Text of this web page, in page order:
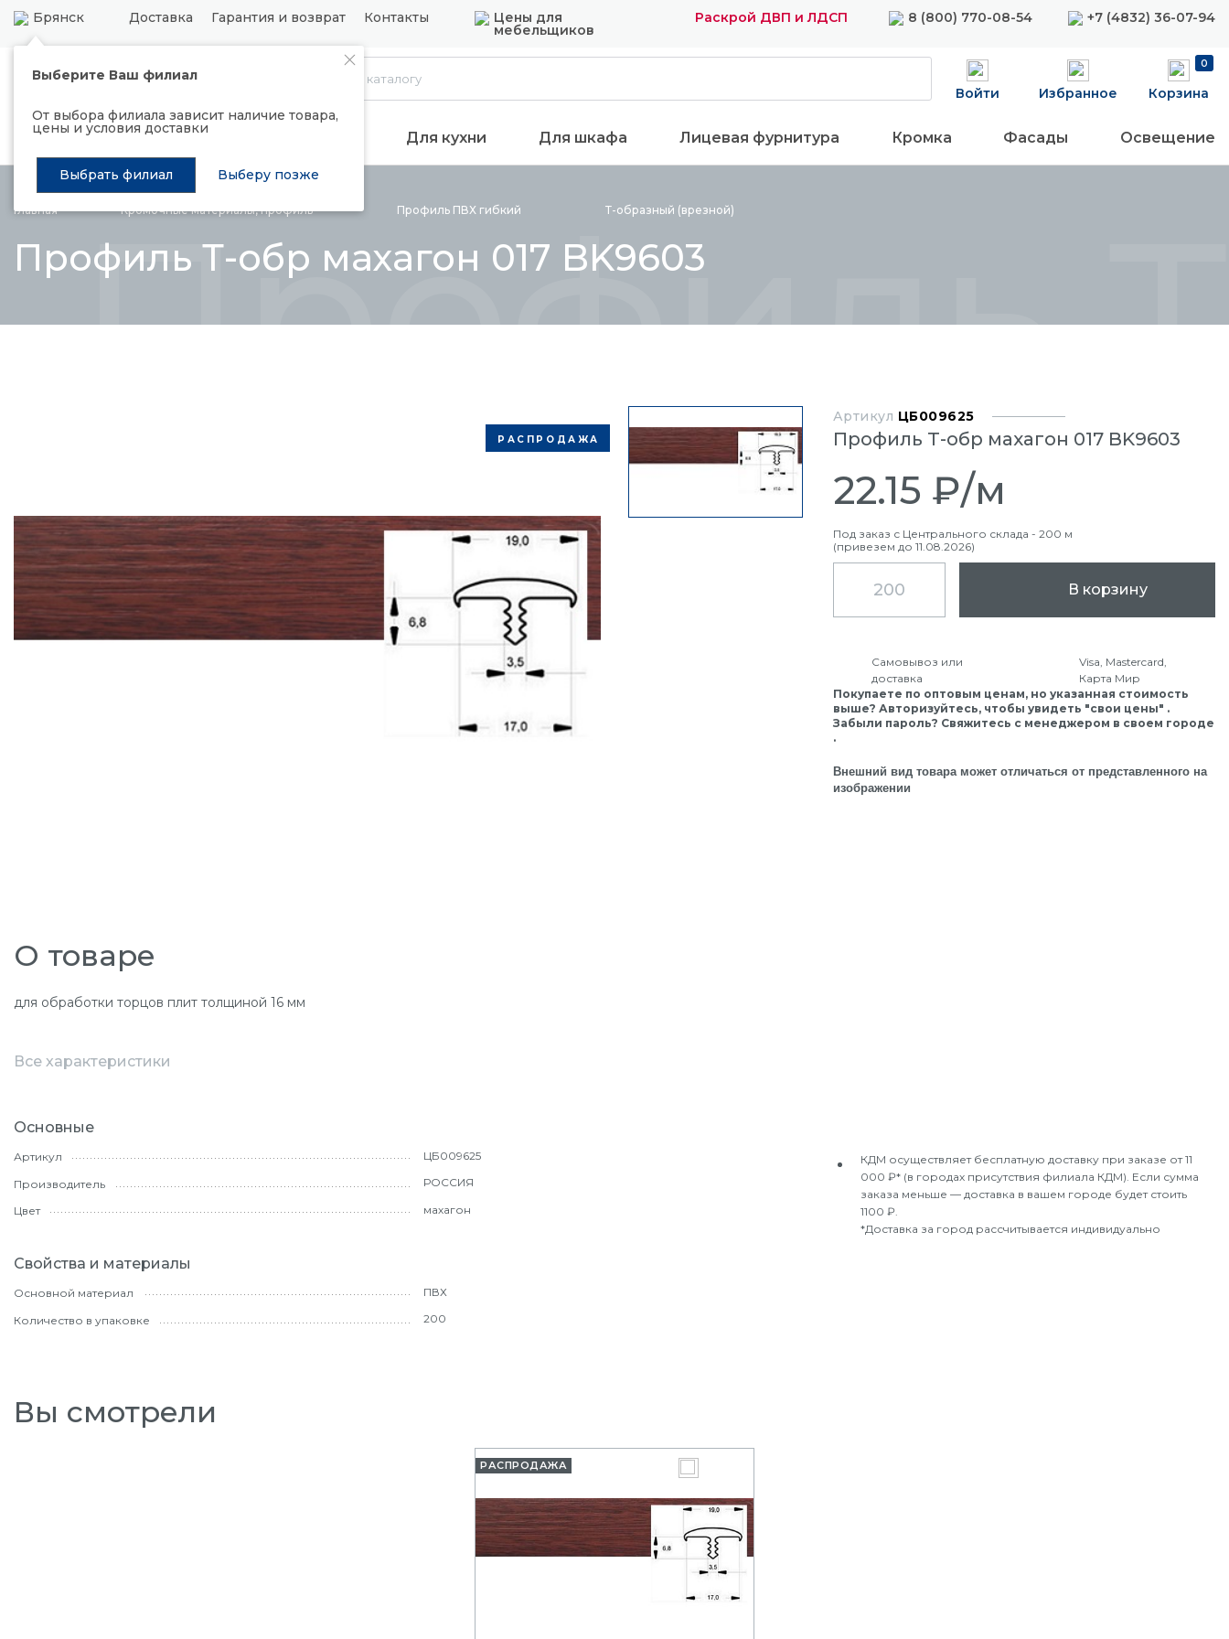
Брянск Доставка Гарантия и возврат Контакты Цены для
мебельщиков
Раскрой ДВП и ЛДСП 8 (800) 770-08-54 +7 (4832) 36-07-94
Выберите Ваш филиал
От выбора филиала зависит наличие товара,
цены и условия доставки
Выбрать филиал Выберу позже
Каталог
Войти Избранное
0
Корзина
Распродажа Подъемные механизмы Для кухни Для шкафа Лицевая фурнитура Кромка Фасады Освещение
Главная Кромочные материалы,профиль Профиль ПВХ гибкий Т-образный (врезной)
Профиль Т-обр махагон 017 BK9603
Профиль
РАСПРОДАЖА
Артикул ЦБ009625
Профиль Т-обр махагон 017 BK9603
22.15 ₽/м
Под заказ с Центрального склада - 200 м
(привезем до 11.08.2026)
В корзину
Самовывоз или
доставка
Visa, Mastercard,
Карта Мир
Покупаете по оптовым ценам, но указанная стоимость
выше? Авторизуйтесь, чтобы увидеть "свои цены" .
Забыли пароль? Свяжитесь с менеджером в своем городе
.
Внешний вид товара может отличаться от представленного на
изображении
О товаре
для обработки торцов плит толщиной 16 мм
Все характеристики
Основные
Артикул ЦБ009625
Производитель РОССИЯ
Цвет махагон
Свойства и материалы
Основной материал ПВХ
Количество в упаковке 200
КДМ осуществляет бесплатную доставку при заказе от 11
000 ₽* (в городах присутствия филиала КДМ). Если сумма
заказа меньше — доставка в вашем городе будет стоить
1100 ₽.
*Доставка за город рассчитывается индивидуально
Вы смотрели
РАСПРОДАЖА